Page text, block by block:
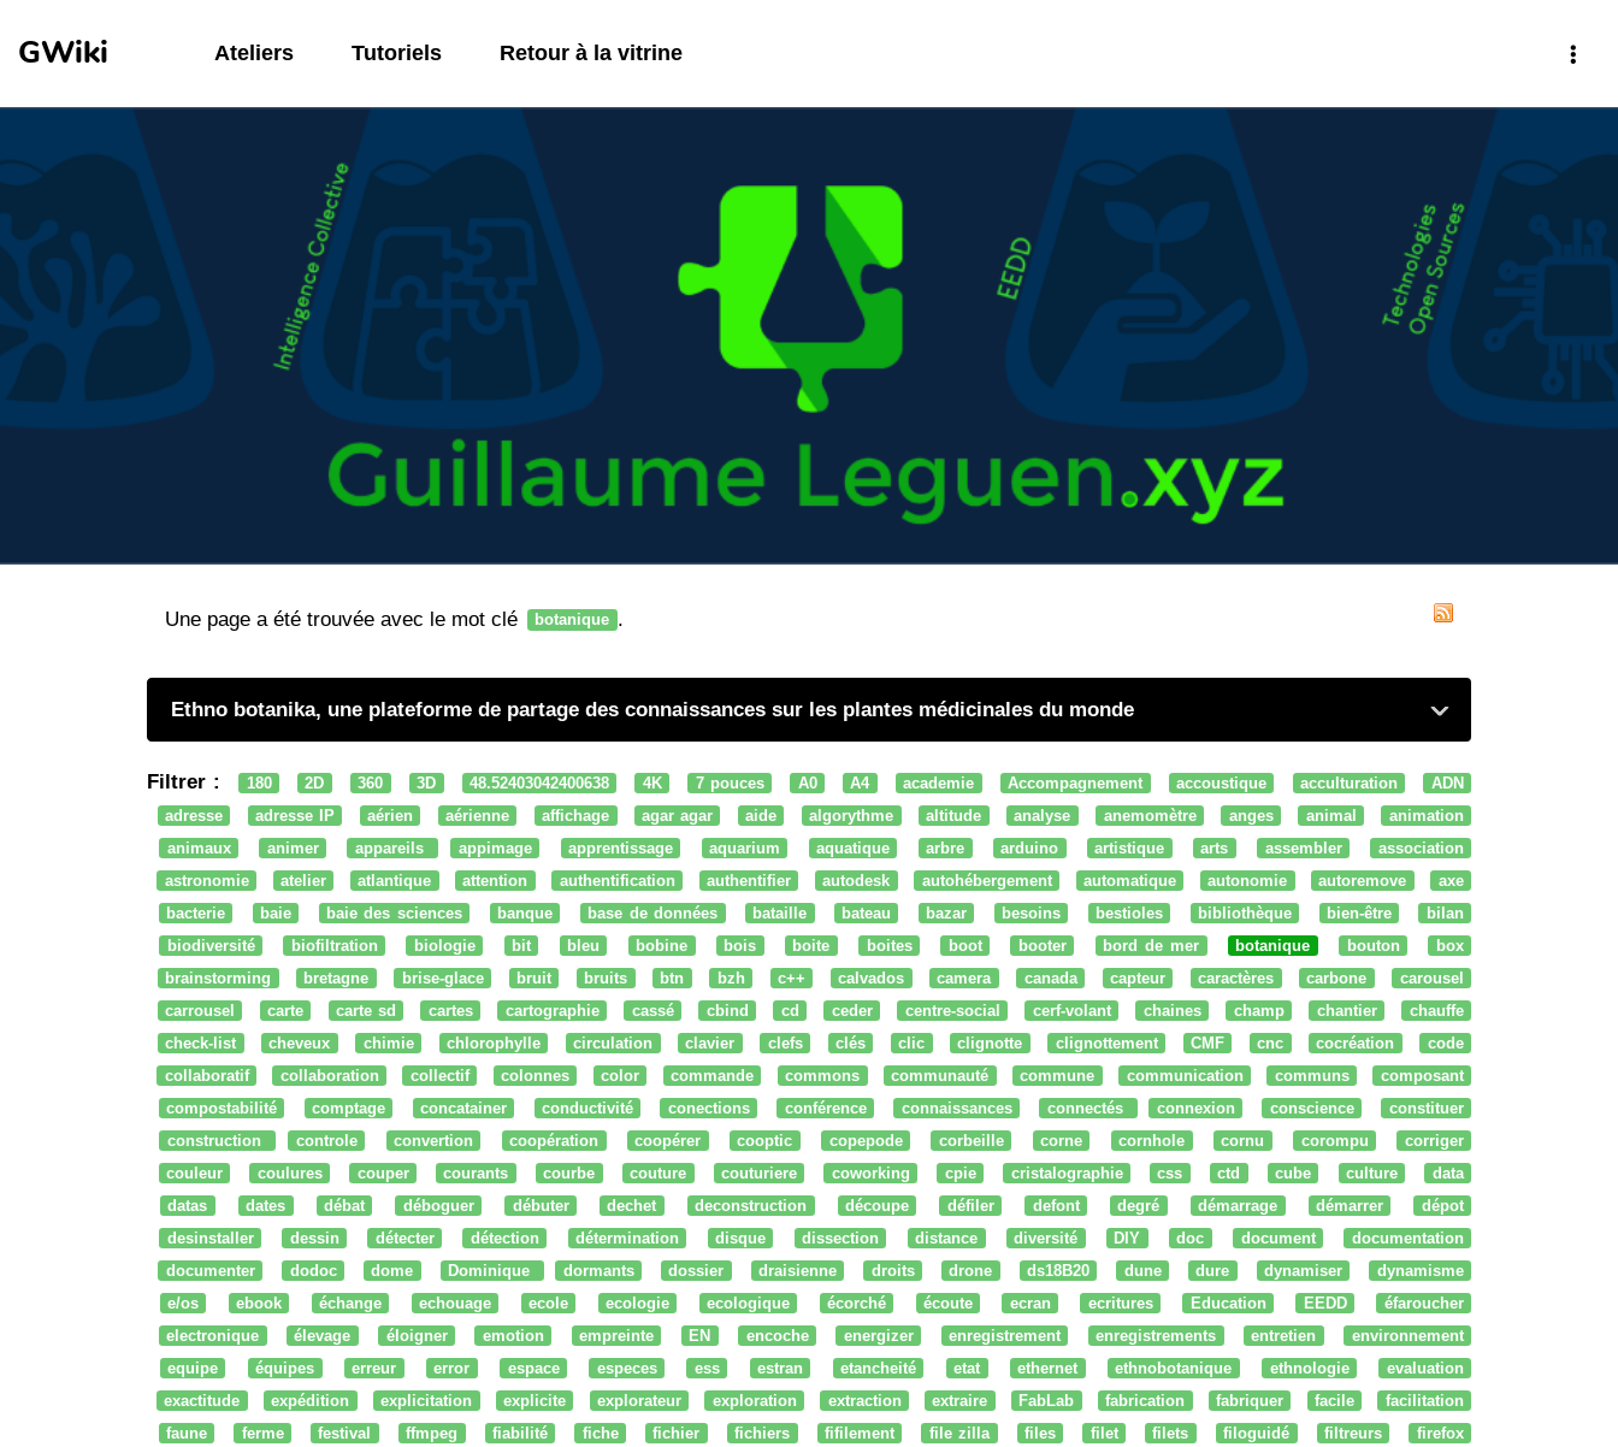
GWiki Ateliers Tutoriels Retour à la vitrine
Une page a été trouvée avec le mot clé botanique .
Ethno botanika, une plateforme de partage des connaissances sur les plantes médicinales du monde
Filtrer : 180 2D 360 3D 48.52403042400638 4K 7 pouces A0 A4 academie Accompagnement accoustique acculturation
ADN
adresse
adresse IP aérien aérienne affichage agar agar aide algorythme altitude analyse anemomètre anges animal
animation
animaux
animer appareils appimage apprentissage aquarium aquatique arbre arduino artistique arts assembler
association
astronomie
atelier atlantique attention authentification authentifier autodesk autohébergement automatique autonomie autoremove
axe
bacterie
baie baie des sciences banque base de données bataille bateau bazar besoins bestioles bibliothèque bien-être
bilan
biodiversité
biofiltration biologie bit bleu bobine bois boite boites boot booter bord de mer botanique bouton
box
brainstorming
bretagne brise-glace bruit bruits btn bzh c++ calvados camera canada capteur caractères carbone
carousel
carrousel
carte carte sd cartes cartographie cassé cbind cd ceder centre-social cerf-volant chaines champ chantier
chauffe
check-list
cheveux chimie chlorophylle circulation clavier clefs clés clic clignotte clignottement CMF cnc cocréation
code
collaboratif
collaboration collectif colonnes color commande commons communauté commune communication communs
composant
compostabilité
comptage concatainer conductivité conections conférence connaissances connectés connexion conscience
constituer
construction
controle convertion coopération coopérer cooptic copepode corbeille corne cornhole cornu corompu
corriger
couleur
coulures couper courants courbe couture couturiere coworking cpie cristalographie css ctd cube culture
data
datas
dates débat déboguer débuter dechet deconstruction découpe défiler defont degré démarrage démarrer
dépot
desinstaller
dessin détecter détection détermination disque dissection distance diversité DIY doc document
documentation
documenter
dodoc dome Dominique dormants dossier draisienne droits drone ds18B20 dune dure dynamiser
dynamisme
e/os
ebook échange echouage ecole ecologie ecologique écorché écoute ecran ecritures Education EEDD
éfaroucher
electronique
élevage éloigner emotion empreinte EN encoche energizer enregistrement enregistrements entretien
environnement
equipe
équipes erreur error espace especes ess estran etancheité etat ethernet ethnobotanique ethnologie
evaluation
exactitude
expédition explicitation explicite explorateur exploration extraction extraire FabLab fabrication fabriquer facile
facilitation
faune
ferme festival ffmpeg fiabilité fiche fichier fichiers fifilement file zilla files filet filets filoguidé filtreurs
firefox